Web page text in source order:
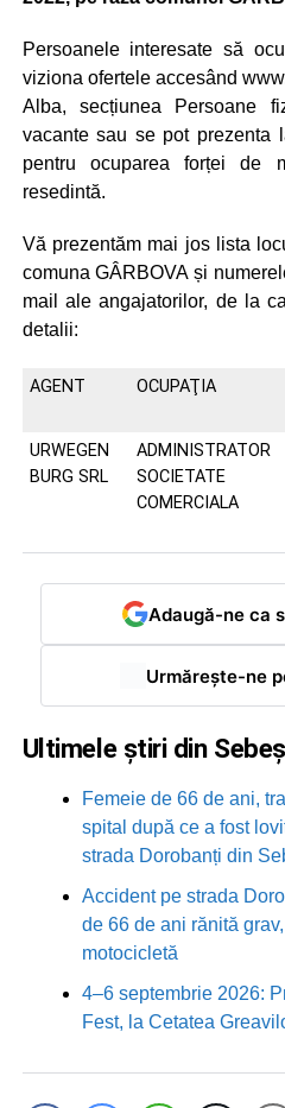
Persoanele interesate să
viziona ofertele accesând
Alba, secțiunea Persoane
vacante sau se pot prezenta
pentru ocuparea forței de
resedintă.
Vă prezentăm mai jos lista
comuna GÂRBOVA și
mail ale angajatorilor, de la
detalii:
AGENT OCUPAŢIA
URWEGEN
BURG SRL
ADMINISTRATOR
SOCIETATE
COMERCIALA
Adaugă-ne ca
Urmărește-ne
Ultimele știri din Sebeș
Femeie de 66 de ani,
spital după ce a fost
strada Dorobanți din
Accident pe strada
de 66 de ani rănită
motocicletă
4–6 septembrie 2026:
Fest, la Cetatea